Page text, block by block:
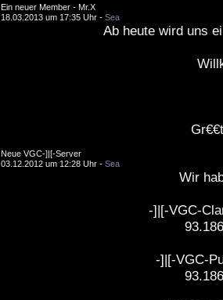
Ein neuer Member - Mr.X
18.03.2013 um 17:35 Uhr - Sea
Ab heute wird uns
Neue VGC-]|[-Server
03.12.2012 um 12:28 Uhr - Sea
Wir
-]|[-VGC-
-]|[-VGC-